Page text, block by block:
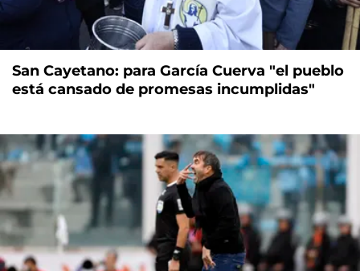
San Cayetano: para García Cuerva "el pueblo
está cansado de promesas incumplidas"